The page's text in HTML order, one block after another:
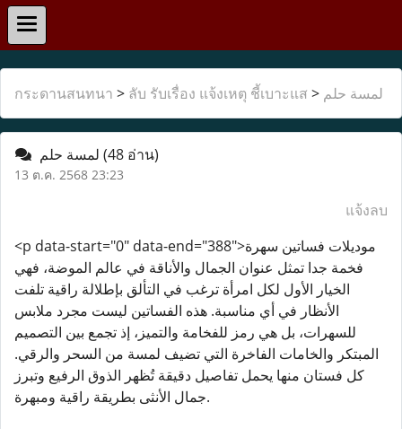
กระดานสนทนา > ลับ รับเรื่อง แจ้งเหตุ ชี้เบาะแส > لمسة حلم
(48 อ่าน)
13 ต.ค. 2568 23:23
แจ้งลบ
<p data-start="0" data-end="388">موديلات فساتين سهرة
فخمة جدا تمثل عنوان الجمال والأناقة في عالم الموضة، فهي
الخيار الأول لكل امرأة ترغب في التألق بإطلالة راقية تلفت
الأنظار في أي مناسبة. هذه الفساتين ليست مجرد ملابس
للسهرات، بل هي رمز للفخامة والتميز، إذ تجمع بين التصميم
المبتكر والخامات الفاخرة التي تضيف لمسة من السحر والرقي.
كل فستان منها يحمل تفاصيل دقيقة تُظهر الذوق الرفيع وتبرز
جمال الأنثى بطريقة راقية ومبهرة.